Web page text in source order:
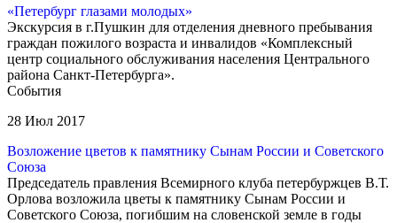
«Петербург глазами молодых»
Экскурсия в г.Пушкин для отделения дневного пребывания
граждан пожилого возраста и инвалидов «Комплексный
центр социального обслуживания населения Центрального
района Санкт-Петербурга».
События
28 Июл 2017
Возложение цветов к памятнику Сынам России и Советского
Союза
Председатель правления Всемирного клуба петербуржцев В.Т.
Орлова возложила цветы к памятнику Сынам России и
Советского Союза, погибшим на словенской земле в годы